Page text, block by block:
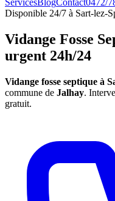
ServicesBlogContact0472/
Disponible 24/7 à Sart-lez-
Vidange Fosse
urgent 24h/24
Vidange fosse septique à
commune de Jalhay.
gratuit.